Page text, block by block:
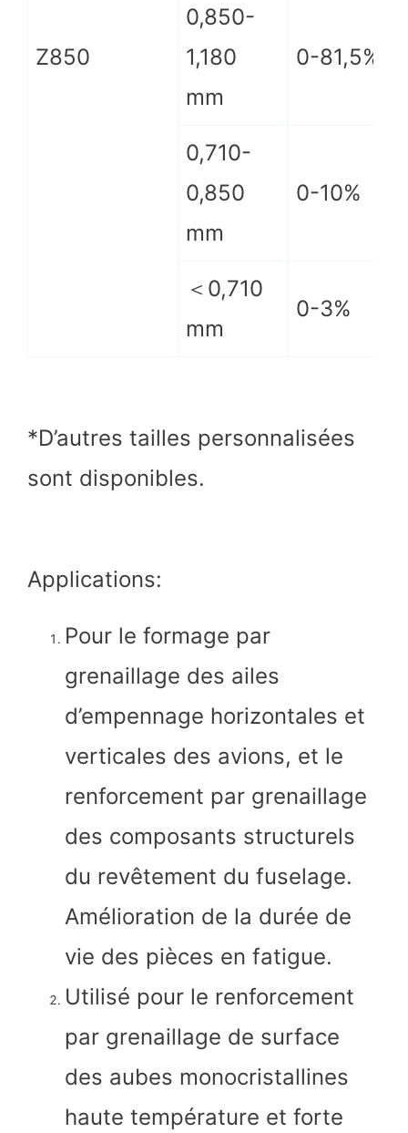
Z850
0,850-
1,180
mm
0-81,5%
0,710-
0,850
mm
0-10%
＜0,710
mm
0-3%
*D’autres tailles personnalisées
sont disponibles.
Applications:
Pour le formage par
grenaillage des ailes
d’empennage horizontales et
verticales des avions, et le
renforcement par grenaillage
des composants structurels
du revêtement du fuselage.
Amélioration de la durée de
vie des pièces en fatigue.
Utilisé pour le renforcement
par grenaillage de surface
des aubes monocristallines
haute température et forte